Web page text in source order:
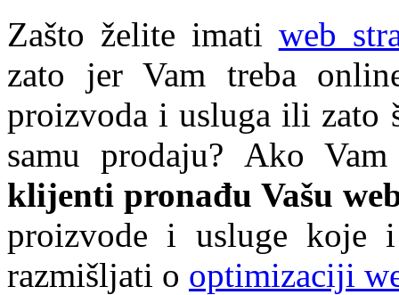
Zašto želite imati web
zato jer Vam treba
proizvoda i usluga ili zato
samu prodaju? Ako
klijenti pronađu Vašu
proizvode i usluge
razmišljati o optimizaciji